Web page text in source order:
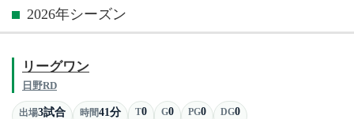
2026年シーズン
リーグワン
日野RD
出場3試合 時間41分 T0 G0 PG0 DG0